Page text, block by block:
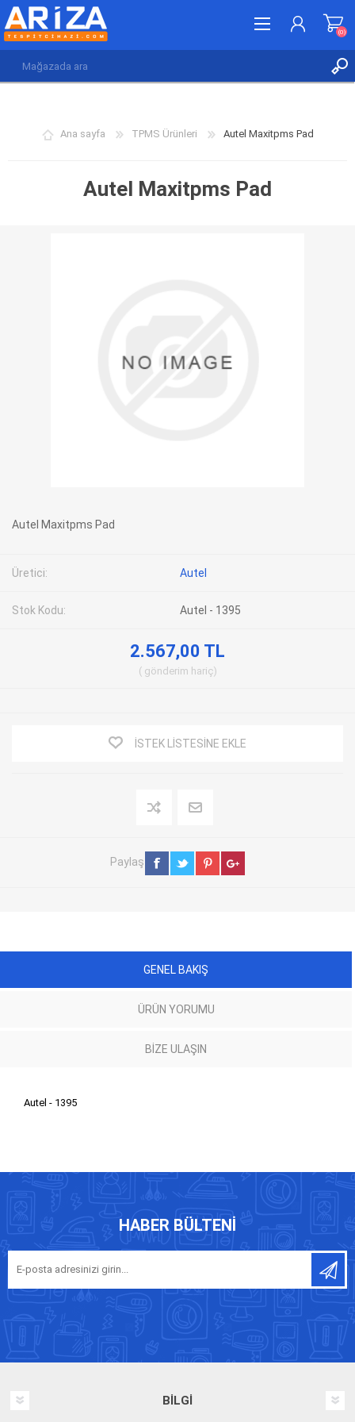
(0)
Ana sayfa TPMS Ürünleri Autel Maxitpms Pad
Autel Maxitpms Pad
Autel Maxitpms Pad
Üretici: Autel
Stok Kodu: Autel - 1395
2.567,00 TL
gönderim hariç
İSTEK LISTESINE EKLE
Paylaş
GENEL BAKIŞ
ÜRÜN YORUMU
BIZE ULAŞIN
Autel - 1395
HABER BÜLTENI
BILGI